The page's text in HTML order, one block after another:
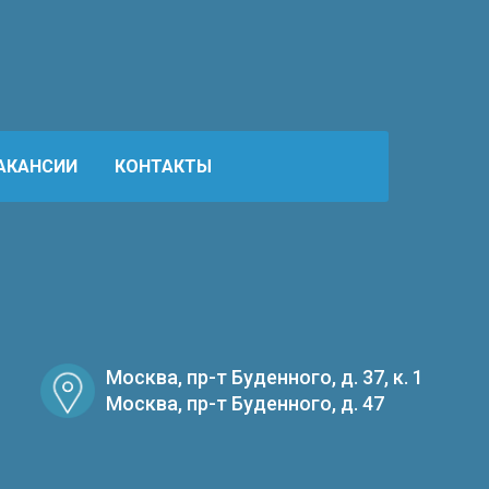
Москва, пр-т Буденного, д. 37, к. 1
Москва, пр-т Буденного, д. 47
КОНТАКТЫ